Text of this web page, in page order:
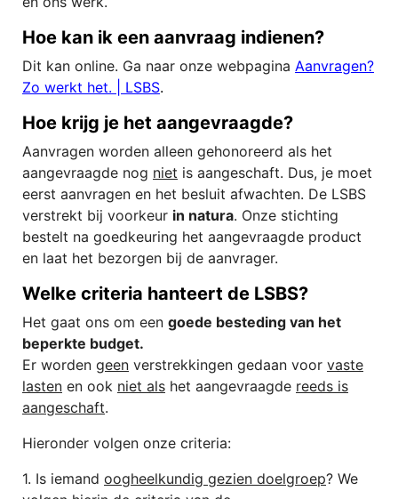
Hoe kan ik een aanvraag indienen?
Dit kan online. Ga naar onze webpagina Aanvragen?
Zo werkt het. | LSBS.
Hoe krijg je het aangevraagde?
Aanvragen worden alleen gehonoreerd als het
aangevraagde nog niet is aangeschaft. Dus, je moet
eerst aanvragen en het besluit afwachten. De LSBS
verstrekt bij voorkeur in natura. Onze stichting
bestelt na goedkeuring het aangevraagde product
en laat het bezorgen bij de aanvrager.
Welke criteria hanteert de LSBS?
Het gaat ons om een goede besteding van het
beperkte budget.
Er worden geen verstrekkingen gedaan voor vaste
lasten en ook niet als het aangevraagde reeds is
aangeschaft.
Hieronder volgen onze criteria:
1. Is iemand oogheelkundig gezien doelgroep? We